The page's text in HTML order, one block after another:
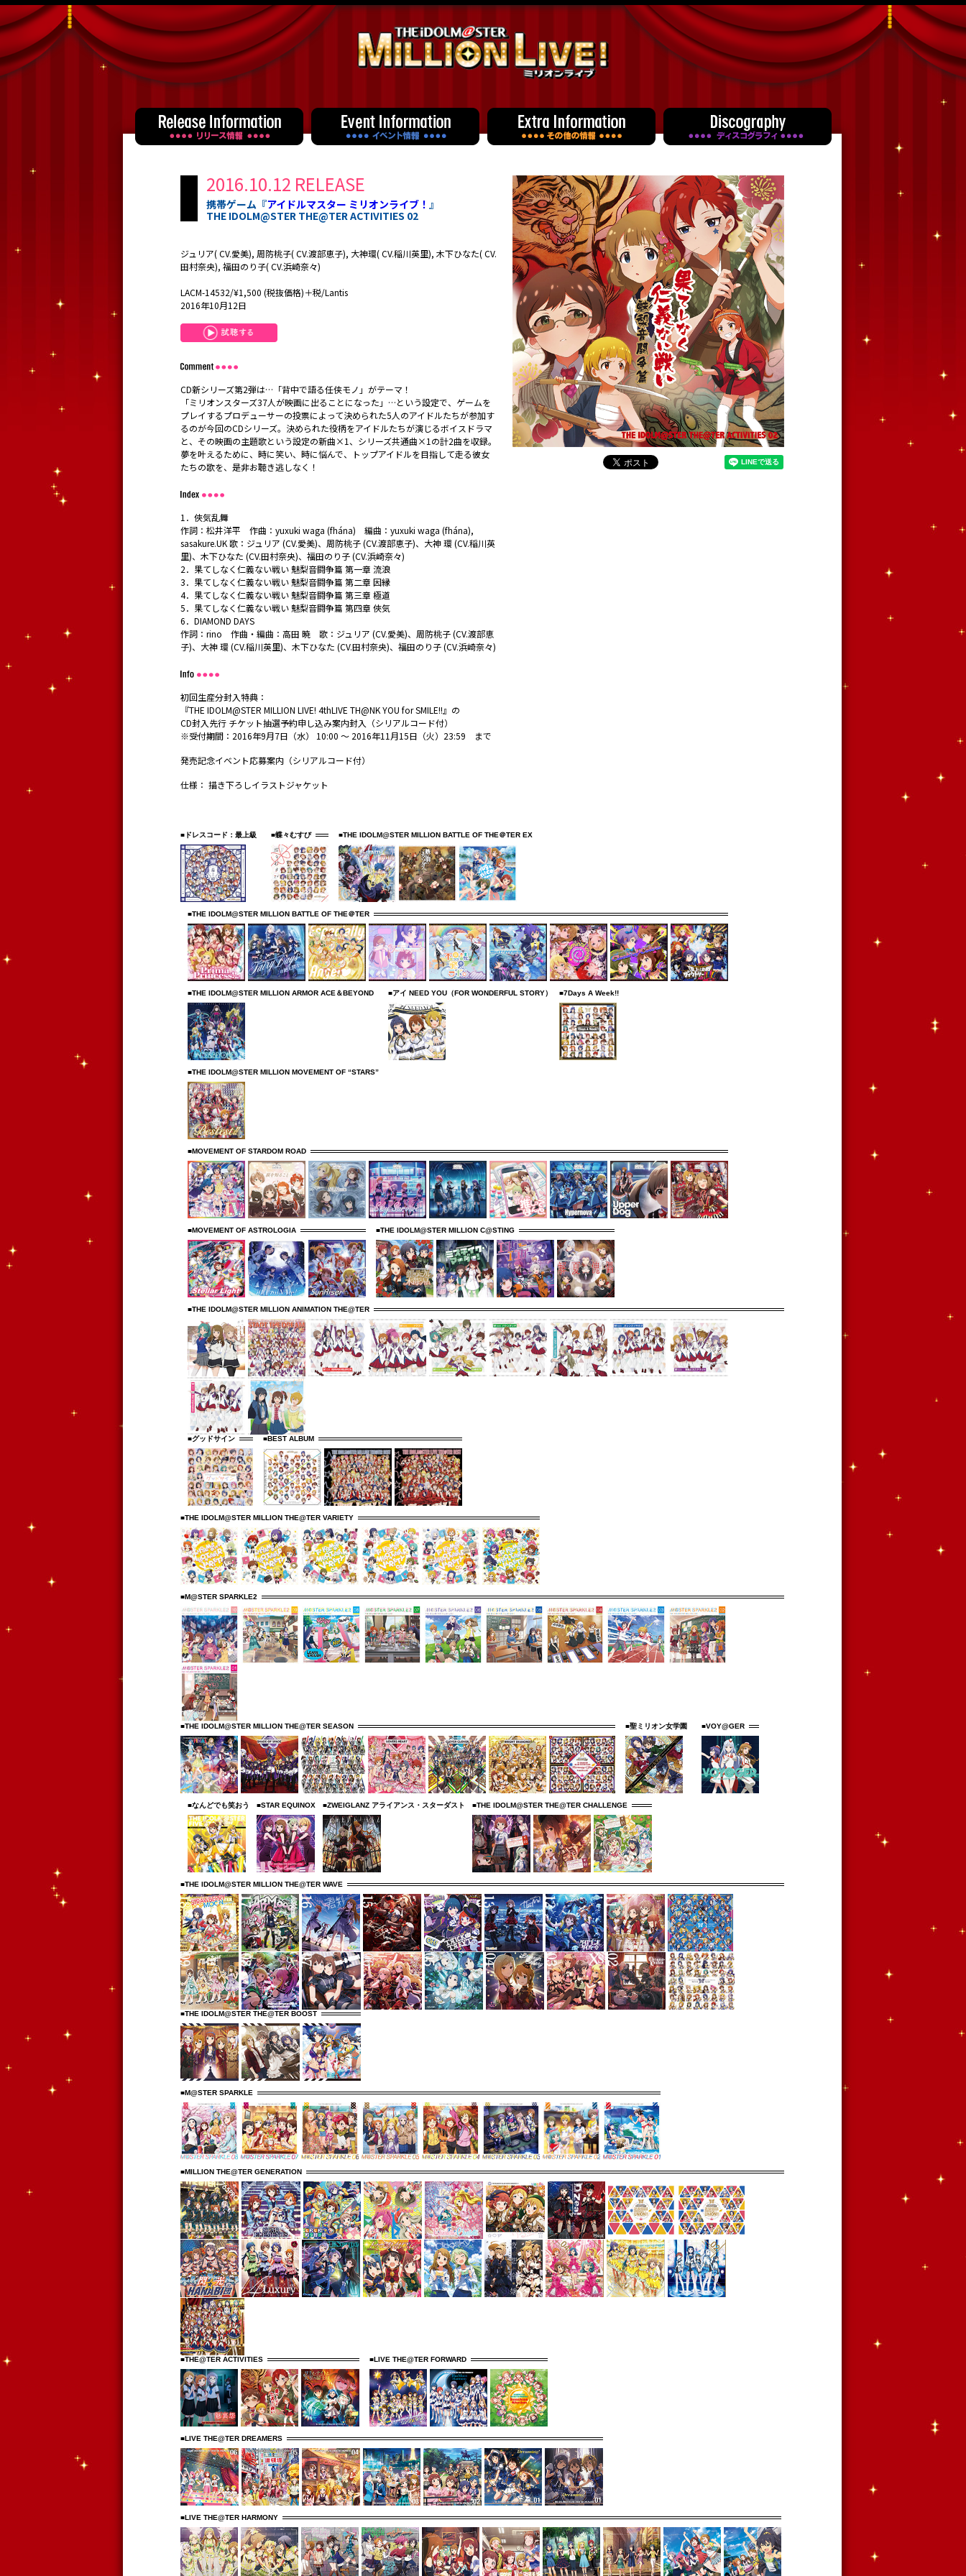
2016.10.12 RELEASE
携帯ゲーム『アイドルマスター ミリオンライブ！ 』
THE IDOLM@STER THE@TER ACTIVITIES 02
ジュリア( CV.愛美), 周防桃子( CV.渡部恵子), 大神環( CV.稲川英里), 木下ひなた( CV.
田村奈央), 福田のり子( CV.浜崎奈々)
LACM-14532/¥1,500 (税抜価格)＋税/Lantis
2016年10月12日
CD新シリーズ第2弾は…「背中で語る任侠モノ」がテーマ！
「ミリオンスターズ37人が映画に出ることになった」…という設定で、ゲームを
プレイするプロデューサーの投票によって決められた5人のアイドルたちが参加す
るのが今回のCDシリーズ。決められた役柄をアイドルたちが演じるボイスドラマ
と、その映画の主題歌という設定の新曲×1、シリーズ共通曲×1の計2曲を収録。
夢を叶えるために、時に笑い、時に悩んで、トップアイドルを目指して走る彼女
たちの歌を、是非お聴き逃しなく！
1．俠気乱舞
作詞：松井洋平 作曲：yuxuki waga (fhána) 編曲：yuxuki waga (fhána),
sasakure.UK 歌：ジュリア (CV.愛美)、周防桃子 (CV.渡部恵子)、大神 環 (CV.稲川英
里)、木下ひなた (CV.田村奈央)、福田のり子 (CV.浜崎奈々)
2．果てしなく仁義ない戦い 魅梨音闘争篇 第一章 流浪
3．果てしなく仁義ない戦い 魅梨音闘争篇 第二章 因縁
4．果てしなく仁義ない戦い 魅梨音闘争篇 第三章 極道
5．果てしなく仁義ない戦い 魅梨音闘争篇 第四章 俠気
6．DIAMOND DAYS
作詞：rino 作曲・編曲：高田 暁 歌：ジュリア (CV.愛美)、周防桃子 (CV.渡部恵
子)、大神 環 (CV.稲川英里)、木下ひなた (CV.田村奈央)、福田のり子 (CV.浜崎奈々)
初回生産分封入特典：
『THE IDOLM@STER MILLION LIVE! 4thLIVE TH@NK YOU for SMILE!!』の
CD封入先行 チケット抽選予約申し込み案内封入（シリアルコード付）
※受付期間：2016年9月7日（水） 10:00 〜 2016年11月15日（火）23:59 まで
発売記念イベント応募案内（シリアルコード付）
仕様： 描き下ろしイラストジャケット
■ドレスコード：最上級 ■蝶々むすび ■THE IDOLM@STER MILLION BATTLE OF THE＠TER EX
■THE IDOLM@STER MILLION BATTLE OF THE＠TER
■THE IDOLM@STER MILLION ARMOR ACE＆BEYOND ■アイ NEED YOU（FOR WONDERFUL STORY） ■7Days A Week!!
■THE IDOLM@STER MILLION MOVEMENT OF “STARS”
■MOVEMENT OF STARDOM ROAD
■MOVEMENT OF ASTROLOGIA ■THE IDOLM@STER MILLION C@STING
■THE IDOLM@STER MILLION ANIMATION THE@TER
■グッドサイン ■BEST ALBUM
■THE IDOLM@STER MILLION THE@TER VARIETY
■M@STER SPARKLE2
■THE IDOLM@STER MILLION THE@TER SEASON ■聖ミリオン女学園 ■VOY@GER
■なんどでも笑おう ■STAR EQUINOX ■ZWEIGLANZ アライアンス・スターダスト ■THE IDOLM@STER THE@TER CHALLENGE
■THE IDOLM@STER MILLION THE@TER WAVE
■THE IDOLM@STER THE@TER BOOST
■M@STER SPARKLE
■MILLION THE@TER GENERATION
■THE@TER ACTIVITIES ■LIVE THE@TER FORWARD
■LIVE THE@TER DREAMERS
■LIVE THE@TER HARMONY